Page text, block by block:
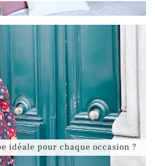
idéale pour chaque occasion ?